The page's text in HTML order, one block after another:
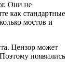
Они не
как стандартные
мостов и
Цензор может
появились